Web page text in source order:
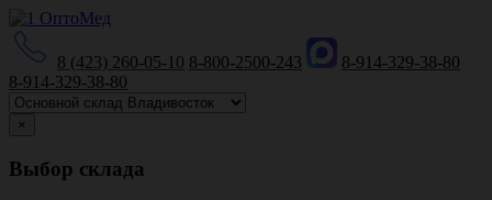
8 (423) 260-05-10 8-800-2500-243
8-914-329-38-80
8-914-329-38-80
×
Выбор склада